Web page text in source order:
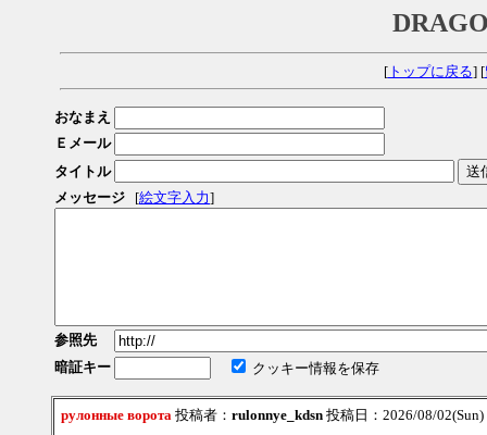
[トップに戻る] [
おなまえ
Ｅメール
タイトル
メッセージ
[絵文字入力]
参照先
暗証キー
クッキー情報を保存
рулонные ворота 投稿者： rulonnye_kdsn 投稿日：2026/08/